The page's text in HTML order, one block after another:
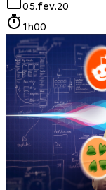
05.fev.20
1h00